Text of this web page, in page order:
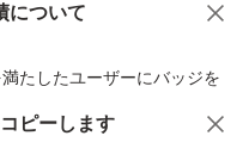
、一部デザイン確認用に
について
たしたユーザーにバッジを
商品への質問
ピーします